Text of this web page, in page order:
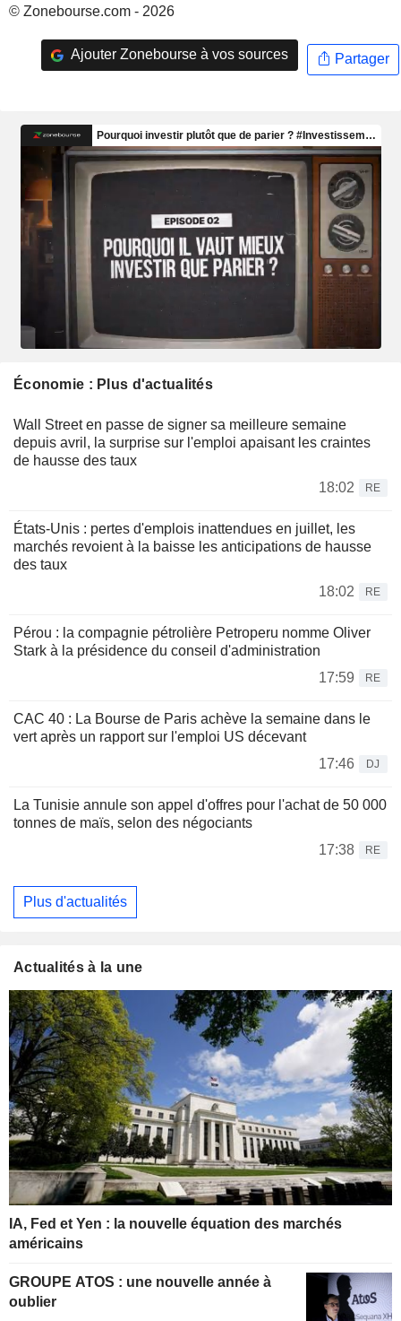
© Zonebourse.com - 2026
Ajouter Zonebourse à vos sources Partager
Économie : Plus d'actualités
Wall Street en passe de signer sa meilleure semaine
depuis avril, la surprise sur l'emploi apaisant les craintes
de hausse des taux
18:02
RE
États-Unis : pertes d'emplois inattendues en juillet, les
marchés revoient à la baisse les anticipations de hausse
des taux
18:02
RE
Pérou : la compagnie pétrolière Petroperu nomme Oliver
Stark à la présidence du conseil d'administration
17:59
RE
CAC 40 : La Bourse de Paris achève la semaine dans le
vert après un rapport sur l'emploi US décevant
17:46
DJ
La Tunisie annule son appel d'offres pour l'achat de 50 000
tonnes de maïs, selon des négociants
17:38
RE
Plus d'actualités
Actualités à la une
IA, Fed et Yen : la nouvelle équation des marchés
américains
GROUPE ATOS : une nouvelle année à
oublier